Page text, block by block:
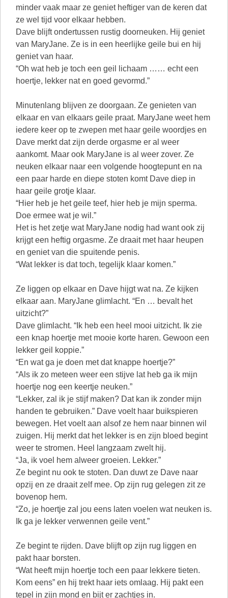
minder vaak maar ze geniet heftiger van de keren dat
ze wel tijd voor elkaar hebben.
Dave blijft ondertussen rustig doorneuken. Hij geniet
van MaryJane. Ze is in een heerlijke geile bui en hij
geniet van haar.
“Oh wat heb je toch een geil lichaam …… echt een
hoertje, lekker nat en goed gevormd.”
Minutenlang blijven ze doorgaan. Ze genieten van
elkaar en van elkaars geile praat. MaryJane weet hem
iedere keer op te zwepen met haar geile woordjes en
Dave merkt dat zijn derde orgasme er al weer
aankomt. Maar ook MaryJane is al weer zover. Ze
neuken elkaar naar een volgende hoogtepunt en na
een paar harde en diepe stoten komt Dave diep in
haar geile grotje klaar.
“Hier heb je het geile teef, hier heb je mijn sperma.
Doe ermee wat je wil.”
Het is het zetje wat MaryJane nodig had want ook zij
krijgt een heftig orgasme. Ze draait met haar heupen
en geniet van die spuitende penis.
“Wat lekker is dat toch, tegelijk klaar komen.”
Ze liggen op elkaar en Dave hijgt wat na. Ze kijken
elkaar aan. MaryJane glimlacht. “En … bevalt het
uitzicht?”
Dave glimlacht. “Ik heb een heel mooi uitzicht. Ik zie
een knap hoertje met mooie korte haren. Gewoon een
lekker geil koppie.”
“En wat ga je doen met dat knappe hoertje?”
“Als ik zo meteen weer een stijve lat heb ga ik mijn
hoertje nog een keertje neuken.”
“Lekker, zal ik je stijf maken? Dat kan ik zonder mijn
handen te gebruiken.” Dave voelt haar buikspieren
bewegen. Het voelt aan alsof ze hem naar binnen wil
zuigen. Hij merkt dat het lekker is en zijn bloed begint
weer te stromen. Heel langzaam zwelt hij.
“Ja, ik voel hem alweer groeien. Lekker.”
Ze begint nu ook te stoten. Dan duwt ze Dave naar
opzij en ze draait zelf mee. Op zijn rug gelegen zit ze
bovenop hem.
“Zo, je hoertje zal jou eens laten voelen wat neuken is.
Ik ga je lekker verwennen geile vent.”
Ze begint te rijden. Dave blijft op zijn rug liggen en
pakt haar borsten.
“Wat heeft mijn hoertje toch een paar lekkere tieten.
Kom eens” en hij trekt haar iets omlaag. Hij pakt een
tepel in zijn mond en bijt er zachtjes in.